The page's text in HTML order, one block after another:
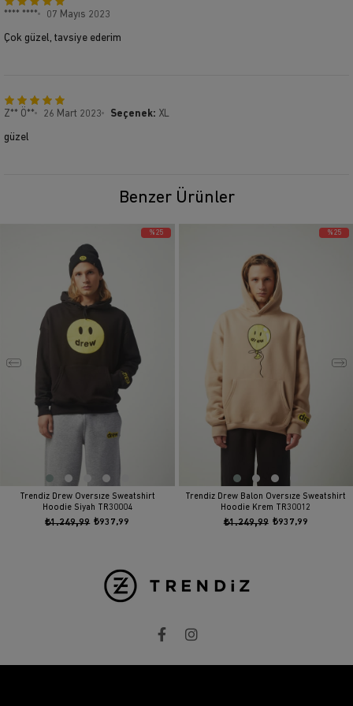
**** **** 07 Mayıs 2023
Çok güzel, tavsiye ederim
Z** Ö** 26 Mart 2023 Seçenek: XL
güzel
Benzer Ürünler
Trendiz Drew Oversıze Sweatshirt
Hoodie Siyah TR30004
₺937,99
₺1.249,99
%25
Trendiz Drew Balon Oversıze Sweatshirt
Hoodie Krem TR30012
₺937,99
₺1.249,99
%25